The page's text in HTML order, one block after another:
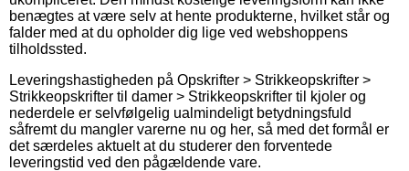
benægtes at være selv at hente produkterne, hvilket står og
falder med at du opholder dig lige ved webshoppens
tilholdssted.
Leveringshastigheden på Opskrifter > Strikkeopskrifter >
Strikkeopskrifter til damer > Strikkeopskrifter til kjoler og
nederdele er selvfølgelig ualmindeligt betydningsfuld
såfremt du mangler varerne nu og her, så med det formål er
det særdeles aktuelt at du studerer den forventede
leveringstid ved den pågældende vare.